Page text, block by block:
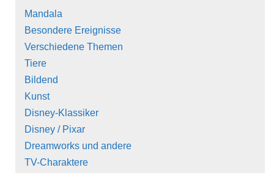
Mandala
Besondere Ereignisse
Verschiedene Themen
Tiere
Bildend
Kunst
Disney-Klassiker
Disney / Pixar
Dreamworks und andere
TV-Charaktere